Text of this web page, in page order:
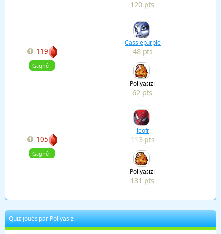
120 pts
119
Gagné !
Cassiepurple
48 pts
Pollyasizi
62 pts
105
Gagné !
leofr
113 pts
Pollyasizi
131 pts
Quiz joués par Pollyasizi